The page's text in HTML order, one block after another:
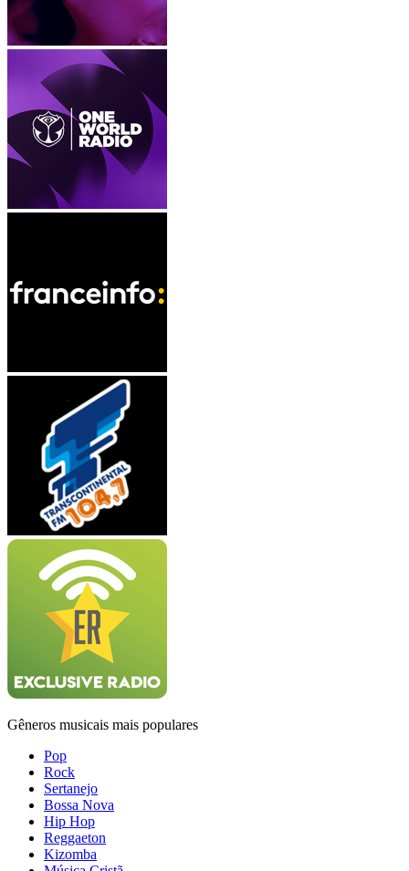
Gêneros musicais mais populares
Pop
Rock
Sertanejo
Bossa Nova
Hip Hop
Reggaeton
Kizomba